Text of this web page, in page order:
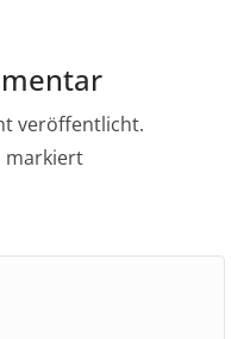
veröffentlicht.
markiert